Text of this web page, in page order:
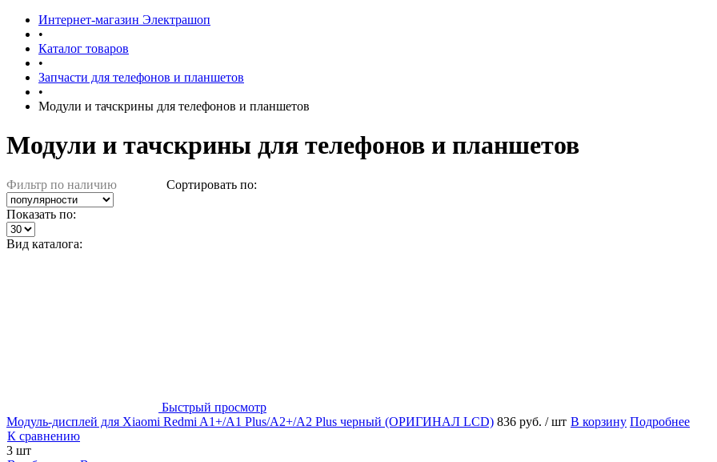
Интернет-магазин Электрашоп
•
Каталог товаров
•
Запчасти для телефонов и планшетов
•
Модули и тачскрины для телефонов и планшетов
Модули и тачскрины для телефонов и планшетов
Фильтр по наличию Сортировать по:
Показать по:
Вид каталога:
Быстрый просмотр
Модуль-дисплей для Xiaomi Redmi A1+/A1 Plus/A2+/A2 Plus черный (ОРИГИНАЛ LCD) 836 руб. / шт В корзину Подробнее
К сравнению
3 шт